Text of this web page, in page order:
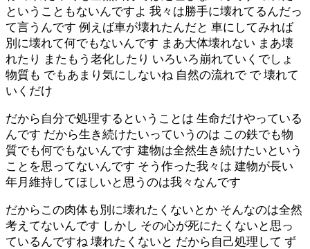
ということもないんですよ 我々は勝手に壊れてるんだっ
て言うんです 例えば車が壊れたんだと 車にしてみれば
別に壊れて何でもないんです まあ大体壊れない まあ壊
れたり またもう老化したり いろいろ崩れていくでしょ
物質も でもあまり気にしないね 自然の流れで で 壊れて
いくだけ
だから自分で処理するということは 生命だけやっている
んです だから生き続けたいっていうのは この鉄でも物
質でも何でもないんです 建物は全然生き続けたいという
ことを思ってないんです そう作った我々は 建物が長い
年月維持してほしいと思うのは我々なんです
だからこの肉体も別に壊れたくないとか そんなのは全然
考えてないんです しかし その心が死にたくないと思っ
ているんですね 壊れたくないと だから自己処理して ず